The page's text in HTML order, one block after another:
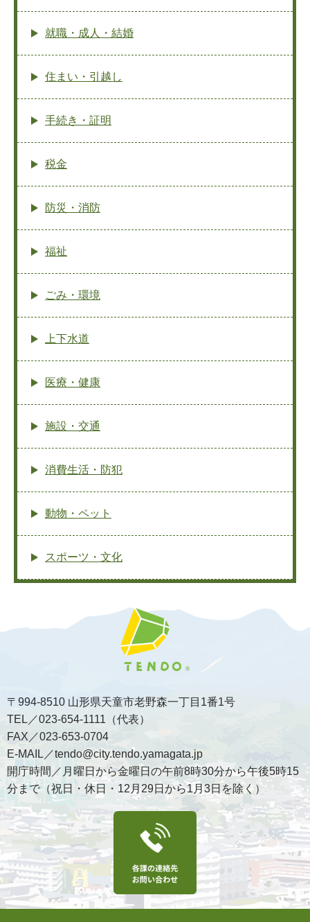
就職・成人・結婚
住まい・引越し
手続き・証明
税金
防災・消防
福祉
ごみ・環境
上下水道
医療・健康
施設・交通
消費生活・防犯
動物・ペット
スポーツ・文化
〒994-8510 山形県天童市老野森一丁目1番1号
TEL／023-654-1111（代表）
FAX／023-653-0704
E-MAIL／tendo@city.tendo.yamagata.jp
開庁時間／月曜日から金曜日の午前8時30分から午後5時15
分まで（祝日・休日・12月29日から1月3日を除く）